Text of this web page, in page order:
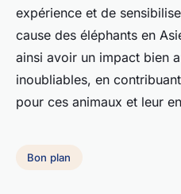
expérience et de
cause des éléphants en
ainsi avoir un impact bien
inoubliables, en
pour ces animaux et leur
Bon plan